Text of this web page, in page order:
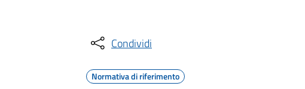
Condividi
Normativa di riferimento